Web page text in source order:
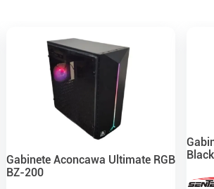
Gabinete Aconcawa Ultimate RGB
BZ-200
Black